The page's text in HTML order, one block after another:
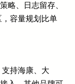
略、日志留存、
容量规划比单
持海康、大